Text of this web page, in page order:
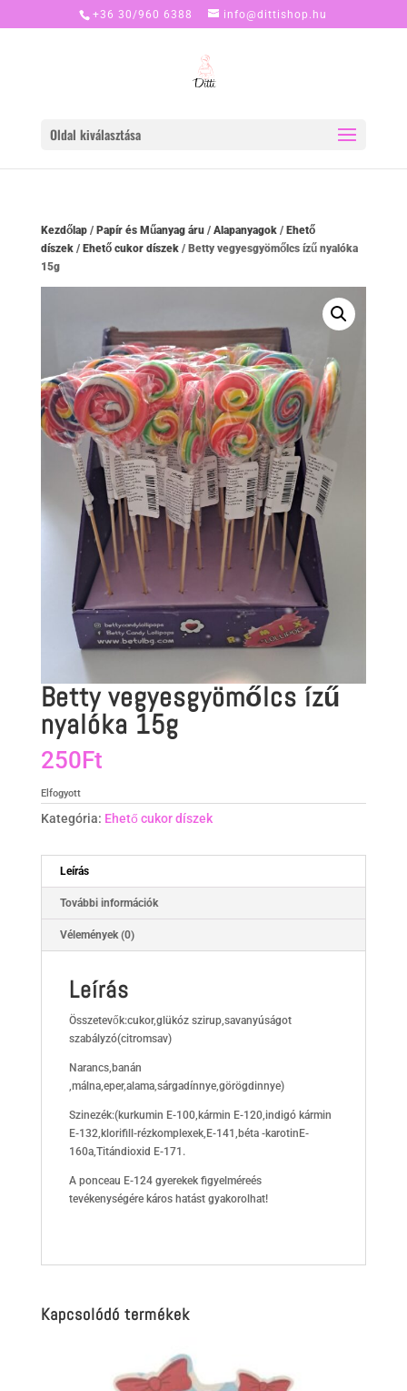
+36 30/960 6388 info@dittishop.hu
Oldal kiválasztása
Kezdőlap/ Papír és Műanyag áru/ Alapanyagok/ Ehető
díszek/ Ehető cukor díszek/ Betty vegyesgyömőlcs ízű nyalóka
15g
Betty vegyesgyömőlcs ízű
nyalóka 15g
250Ft
Elfogyott
Kategória: Ehető cukor díszek
Leírás
További információk
Vélemények (0)
Leírás
Összetevők:cukor,glükóz szirup,savanyúságot
szabályzó(citromsav)
Narancs,banán
,málna,eper,alama,sárgadínnye,görögdinnye)
Szinezék:(kurkumin E-100,kármin E-120,indigó kármin
E-132,klorifill-rézkomplexek,E-141,béta -karotinE-
160a,Titándioxid E-171.
A ponceau E-124 gyerekek figyelméreés
tevékenységére káros hatást gyakorolhat!
Kapcsolódó termékek